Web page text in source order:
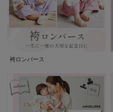
袴ロンパース